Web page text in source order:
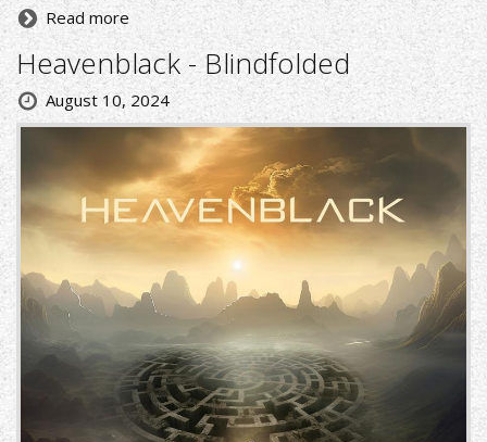
Read more
Heavenblack - Blindfolded
August 10, 2024